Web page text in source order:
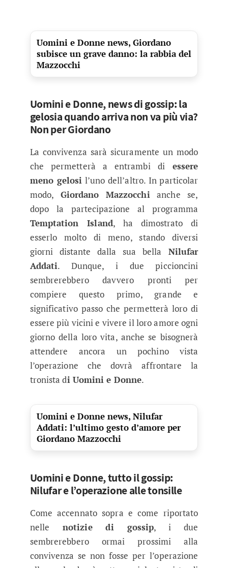
Uomini e Donne news, Giordano
subisce un grave danno: la rabbia del
Mazzocchi
Uomini e Donne, news di gossip: la
gelosia quando arriva non va più via?
Non per Giordano
La convivenza sarà sicuramente un modo
che permetterà a entrambi diessere
meno gelosi l’uno dell’altro. In particolar
modo, Giordano Mazzocchianche se,
dopo la partecipazione al programma
Temptation Island, ha dimostrato di
esserlo molto di meno, stando diversi
giorni distante dalla sua bella Nilufar
Addati. Dunque, i due piccioncini
sembrerebbero davvero pronti per
compiere questo primo, grande e
significativo passo che permetterà loro di
essere più vicini e vivere il loro amore ogni
giorno della loro vita, anche se bisognerà
attendere ancora un pochino vista
l’operazione che dovrà affrontare la
tronista di Uomini e Donne.
Uomini e Donne news, Nilufar
Addati: l’ultimo gesto d’amore per
Giordano Mazzocchi
Uomini e Donne, tutto il gossip:
Nilufar e l’operazione alle tonsille
Come accennato sopra e come riportato
nelle notizie di gossip, i due
sembrerebbero ormai prossimi alla
convivenza se non fosse per l’operazione